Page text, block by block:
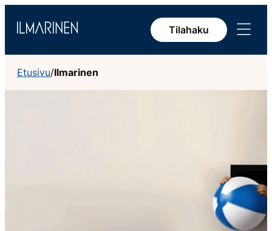
sisältöön
Tilahaku
Avaa
valikko
Etusivu/Ilmarinen